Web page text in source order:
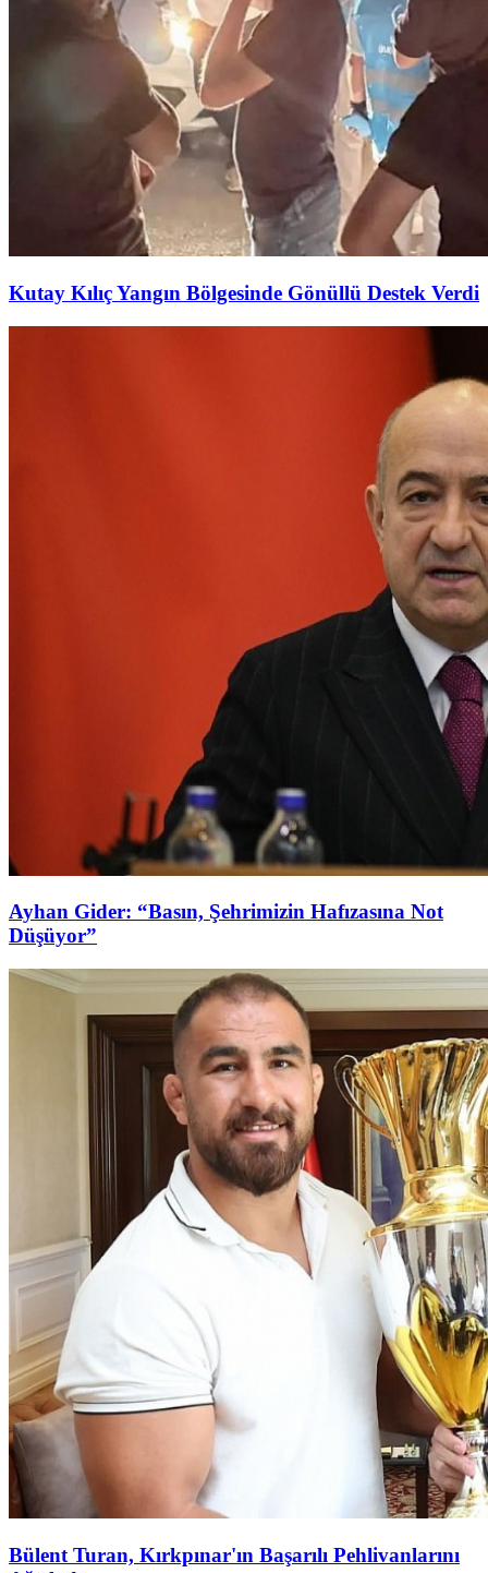
Kutay Kılıç Yangın Bölgesinde Gönüllü Destek Verdi
Ayhan Gider: “Basın, Şehrimizin Hafızasına Not
Düşüyor”
Bülent Turan, Kırkpınar'ın Başarılı Pehlivanlarını